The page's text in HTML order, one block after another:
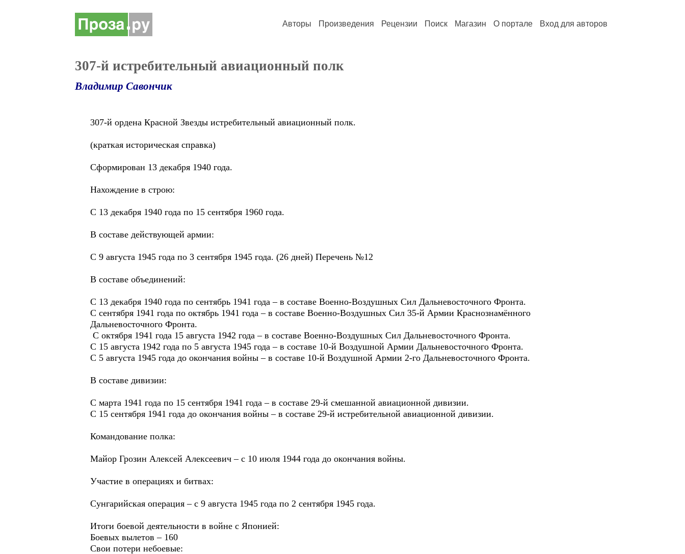
Авторы Произведения Рецензии Поиск Магазин О портале Вход для авторов
307-й истребительный авиационный полк
Владимир Савончик
307-й ордена Красной Звезды истребительный авиационный полк.
(краткая историческая справка)
Сформирован 13 декабря 1940 года.
Нахождение в строю:
С 13 декабря 1940 года по 15 сентября 1960 года.
В составе действующей армии:
С 9 августа 1945 года по 3 сентября 1945 года. (26 дней) Перечень №12
В составе объединений:
С 13 декабря 1940 года по сентябрь 1941 года – в составе Военно-Воздушных Сил Дальневосточного Фронта.
С сентября 1941 года по октябрь 1941 года – в составе Военно-Воздушных Сил 35-й Армии Краснознамённого
Дальневосточного Фронта.
С октября 1941 года 15 августа 1942 года – в составе Военно-Воздушных Сил Дальневосточного Фронта.
С 15 августа 1942 года по 5 августа 1945 года – в составе 10-й Воздушной Армии Дальневосточного Фронта.
С 5 августа 1945 года до окончания войны – в составе 10-й Воздушной Армии 2-го Дальневосточного Фронта.
В составе дивизии:
С марта 1941 года по 15 сентября 1941 года – в составе 29-й смешанной авиационной дивизии.
С 15 сентября 1941 года до окончания войны – в составе 29-й истребительной авиационной дивизии.
Командование полка:
Майор Грозин Алексей Алексеевич – с 10 июля 1944 года до окончания войны.
Участие в операциях и битвах:
Сунгарийская операция – с 9 августа 1945 года по 2 сентября 1945 года.
Итоги боевой деятельности в войне с Японией:
Боевых вылетов – 160
Свои потери небоевые: